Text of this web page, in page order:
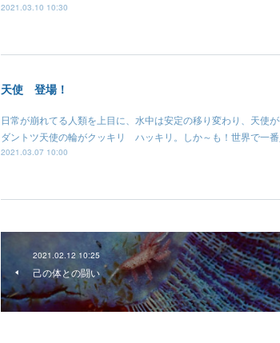
2021.03.10 10:30
天使 登場！
日常が崩れてる人類を上目に、水中は安定の移り変わり、天使
ダントツ天使の輪がクッキリ ハッキリ。しか～も！世界で一
2021.03.07 10:00
2021.02.12 10:25
己の体との闘い